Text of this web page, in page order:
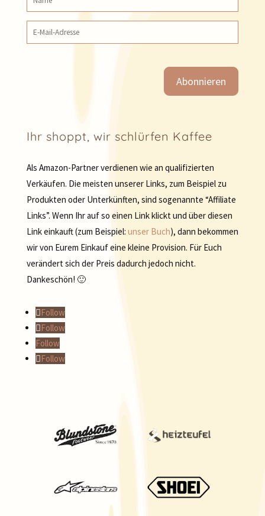
Ihr shoppt, wir schlürfen Kaffee
Als Amazon-Partner verdienen wie an qualifizierten
Verkäufen. Die meisten unserer Links, zum Beispiel zu
Produkten oder Unterkünften, sind sogenannte “Affiliate
Links”. Wenn Ihr auf so einen Link klickt und über diesen
Link einkauft (zum Beispiel: unser Buch), dann bekommen
wir von Eurem Einkauf eine kleine Provision. Für Euch
verändert sich der Preis dadurch jedoch nicht.
Dankeschön! 🙂
Follow
Follow
Follow
Follow